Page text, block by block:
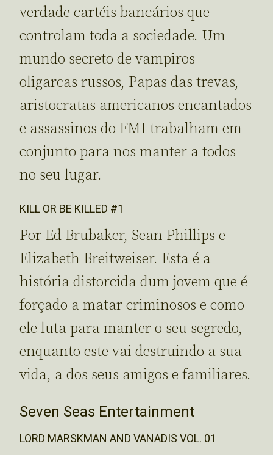
verdade cartéis bancários que
controlam toda a sociedade. Um
mundo secreto de vampiros
oligarcas russos, Papas das trevas,
aristocratas americanos encantados
e assassinos do FMI trabalham em
conjunto para nos manter a todos
no seu lugar.
KILL OR BE KILLED #1
Por Ed Brubaker, Sean Phillips e
Elizabeth Breitweiser. Esta é a
história distorcida dum jovem que é
forçado a matar criminosos e como
ele luta para manter o seu segredo,
enquanto este vai destruindo a sua
vida, a dos seus amigos e familiares.
Seven Seas Entertainment
LORD MARSKMAN AND VANADIS VOL. 01